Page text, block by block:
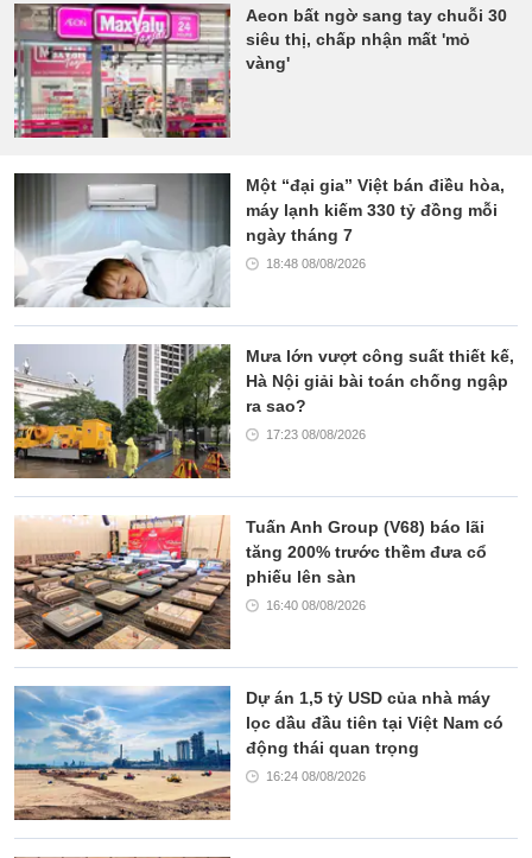
Aeon bất ngờ sang tay chuỗi 30
siêu thị, chấp nhận mất 'mỏ
vàng'
Một “đại gia” Việt bán điều hòa,
máy lạnh kiếm 330 tỷ đồng mỗi
ngày tháng 7
18:48 08/08/2026
Mưa lớn vượt công suất thiết kế,
Hà Nội giải bài toán chống ngập
ra sao?
17:23 08/08/2026
Tuấn Anh Group (V68) báo lãi
tăng 200% trước thềm đưa cổ
phiếu lên sàn
16:40 08/08/2026
Dự án 1,5 tỷ USD của nhà máy
lọc dầu đầu tiên tại Việt Nam có
động thái quan trọng
16:24 08/08/2026